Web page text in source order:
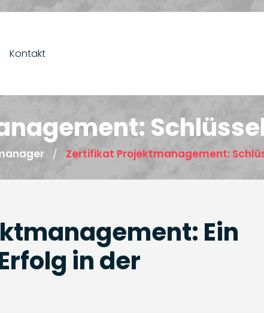
Kontakt
/ Zertifikat Projektmanagement:
Ein
in der